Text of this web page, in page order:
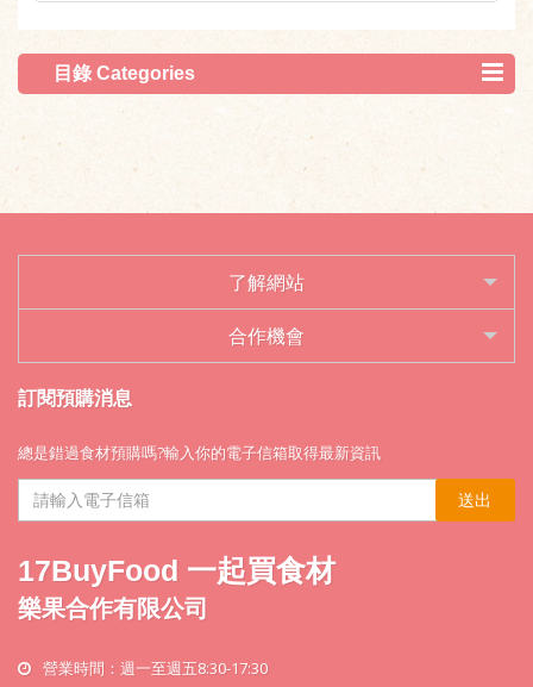
目錄 Categories
了解網站
合作機會
訂閱預購消息
總是錯過食材預購嗎?輸入你的電子信箱取得最新資訊
送出
17BuyFood 一起買食材
樂果合作有限公司
營業時間：週一至週五8:30-17:30